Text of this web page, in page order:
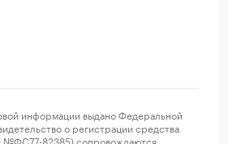
информации выдано Федеральной
о регистрации средства
№ФС77-82385) сопровождаются